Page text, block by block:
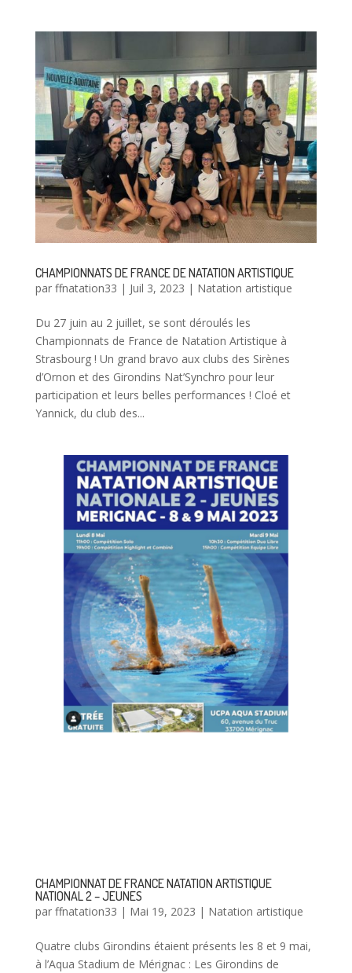
CHAMPIONNATS DE FRANCE DE NATATION ARTISTIQUE
par ffnatation33 | Juil 3, 2023 | Natation artistique
Du 27 juin au 2 juillet, se sont déroulés les
Championnats de France de Natation Artistique à
Strasbourg ! Un grand bravo aux clubs des Sirènes
d’Ornon et des Girondins Nat’Synchro pour leur
participation et leurs belles performances ! Cloé et
Yannick, du club des...
CHAMPIONNAT DE FRANCE NATATION ARTISTIQUE
NATIONAL 2 – JEUNES
par ffnatation33 | Mai 19, 2023 | Natation artistique
Quatre clubs Girondins étaient présents les 8 et 9 mai,
à l’Aqua Stadium de Mérignac : Les Girondins de